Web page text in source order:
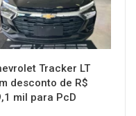
Tracker LT
desconto de R$
mil para PcD